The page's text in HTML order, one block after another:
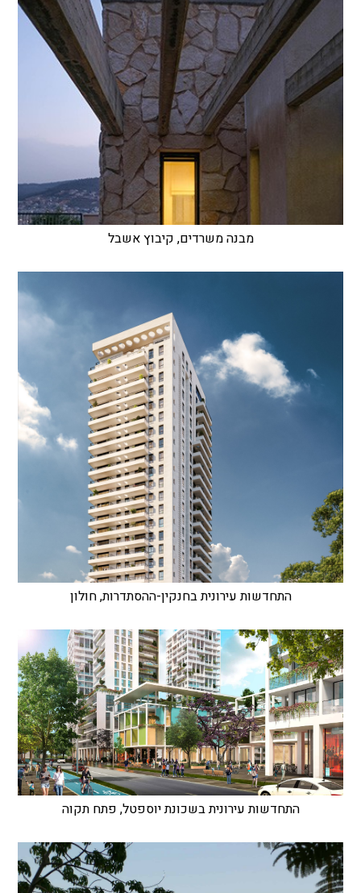
מבנה משרדים, קיבוץ אשבל
התחדשות עירונית בחנקין-ההסתדרות, חולון
התחדשות עירונית בשכונת יוספטל, פתח תקוה